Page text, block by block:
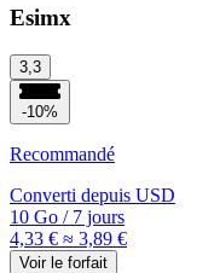
Esimx
3,3
-10%
Recommandé
Converti depuis USD
10 Go /7 jours
4,33 € ≈ 3,89 €
Voir le forfait